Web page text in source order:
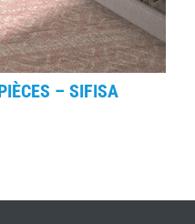
– SIFISA